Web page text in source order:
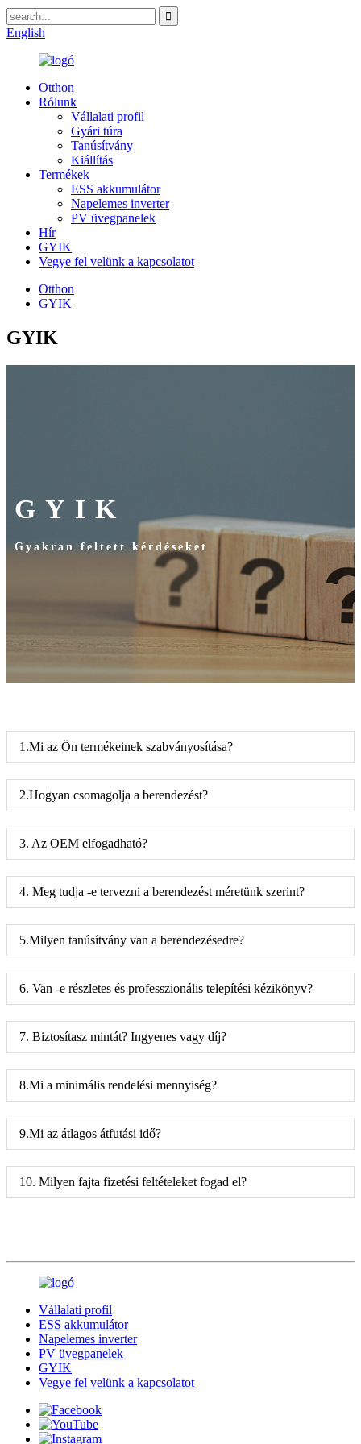
English
Otthon
Rólunk
Vállalati profil
Gyári túra
Tanúsítvány
Kiállítás
Termékek
ESS akkumulátor
Napelemes inverter
PV üvegpanelek
Hír
GYIK
Vegye fel velünk a kapcsolatot
Otthon
GYIK
GYIK
GYIK
Gyakran feltett kérdéseket
1.Mi az Ön termékeinek szabványosítása?
2.Hogyan csomagolja a berendezést?
3. Az OEM elfogadható?
4. Meg tudja -e tervezni a berendezést méretünk szerint?
5.Milyen tanúsítvány van a berendezésedre?
6. Van -e részletes és professzionális telepítési kézikönyv?
7. Biztosítasz mintát? Ingyenes vagy díj?
8.Mi a minimális rendelési mennyiség?
9.Mi az átlagos átfutási idő?
10. Milyen fajta fizetési feltételeket fogad el?
Vállalati profil
ESS akkumulátor
Napelemes inverter
PV üvegpanelek
GYIK
Vegye fel velünk a kapcsolatot